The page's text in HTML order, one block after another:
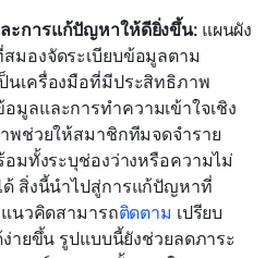
ะการแก้ปัญหาให้ดียิ่งขึ้น: แผนผัง
มองจัดระเบียบข้อมูลตาม
นเครื่องมือที่มีประสิทธิภาพ
มูลและการทำความเข้าใจเชิง
พช่วยให้สมาชิกทีมจดจำราย
อมทั้งระบุช่องว่างหรือความไม่
ด้ สิ่งนี้นำไปสู่การแก้ปัญหาที่
แนวคิดสามารถติดตาม เปรียบ
ง่ายขึ้น รูปแบบนี้ยังช่วยลดภาระ